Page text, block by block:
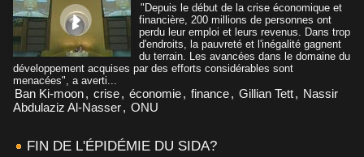
"Depuis le début de la crise économique et
financière, 200 millions de personnes ont
perdu leur emploi et leurs revenus. Dans trop
d'endroits, la pauvreté et l'inégalité gagnent
du terrain. Les avancées dans le domaine du
développement acquises par des efforts considérables sont
menacées", a averti...
Ban Ki-moon, crise, économie, finance, Gillian Tett, Nassir
Abdulaziz Al-Nasser, ONU
FIN DE L'ÉPIDÉMIE DU SIDA?